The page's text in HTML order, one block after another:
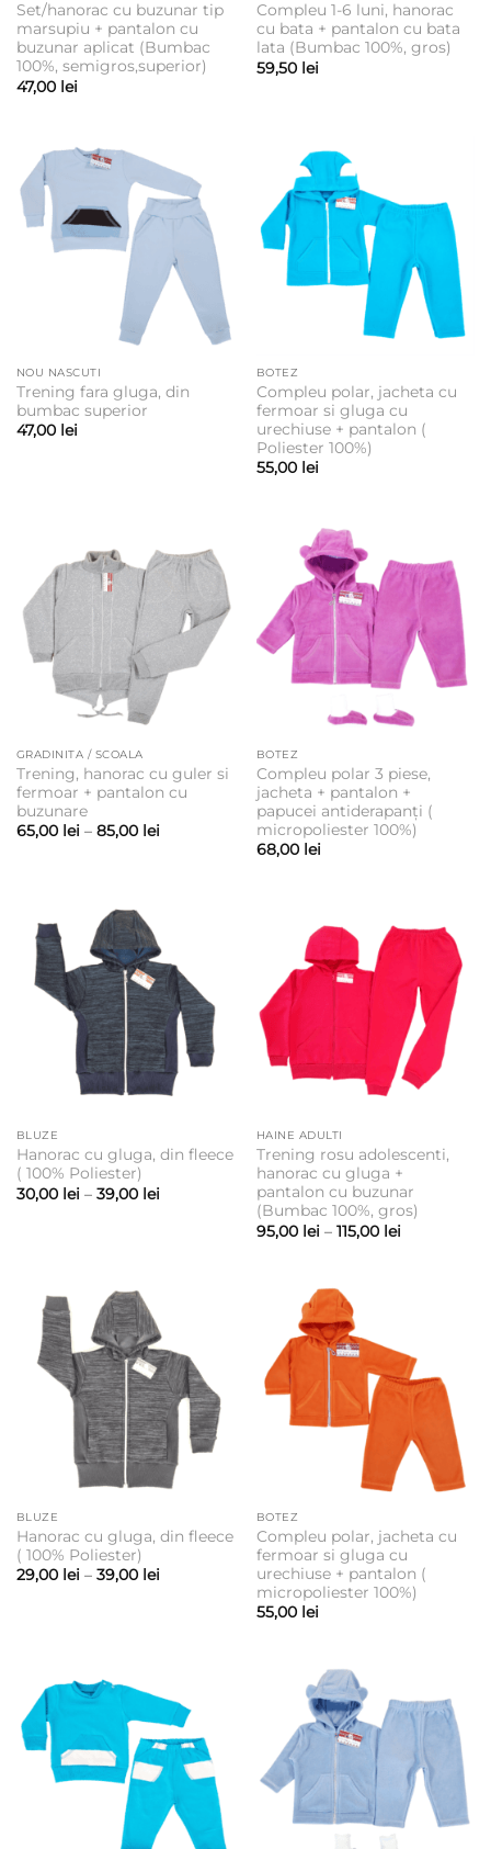
Set/hanorac cu buzunar tip
marsupiu + pantalon cu
buzunar aplicat (Bumbac
100%, semigros,superior)
47,00 lei
Compleu 1-6 luni, hanorac
cu bata + pantalon cu bata
lata (Bumbac 100%, gros)
59,50 lei
NOU NASCUTI
Trening fara gluga, din
bumbac superior
47,00 lei
BOTEZ
Compleu polar, jacheta cu
fermoar si gluga cu
urechiuse + pantalon (
Poliester 100%)
55,00 lei
GRADINITA / SCOALA
Trening, hanorac cu guler si
fermoar + pantalon cu
buzunare
65,00 lei – 85,00 leiInterval
BOTEZ
Compleu polar 3 piese,
jacheta + pantalon +
papucei antiderapanți (
micropoliester 100%)
68,00 lei
BLUZE
Hanorac cu gluga, din fleece
( 100% Poliester)
30,00 lei – 39,00 leiInterval
HAINE ADULTI
Trening rosu adolescenti,
hanorac cu gluga +
pantalon cu buzunar
(Bumbac 100%, gros)
95,00 lei – 115,00 leiInterval
BLUZE
Hanorac cu gluga, din fleece
( 100% Poliester)
29,00 lei – 39,00 leiInterval
BOTEZ
Compleu polar, jacheta cu
fermoar si gluga cu
urechiuse + pantalon (
micropoliester 100%)
55,00 lei